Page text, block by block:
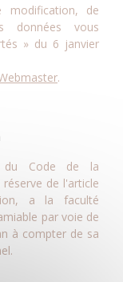
modification, de
données vous
» du 6 janvier
.
du Code de la
de l'article
a la faculté
par voie de
à compter de sa